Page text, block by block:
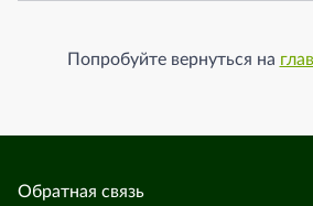
Попробуйте вернуться на
Обратная связь